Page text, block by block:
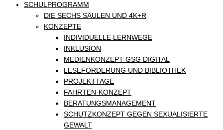
SCHULPROGRAMM
DIE SECHS SÄULEN UND 4K+R
KONZEPTE
INDIVIDUELLE LERNWEGE
INKLUSION
MEDIENKONZEPT GSG DIGITAL
LESEFÖRDERUNG UND BIBLIOTHEK
PROJEKTTAGE
FAHRTEN-KONZEPT
BERATUNGSMANAGEMENT
SCHUTZKONZEPT GEGEN SEXUALISIERTE
GEWALT